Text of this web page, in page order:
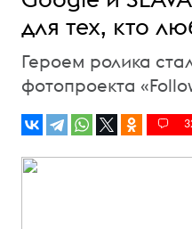
для тех, кто
Героем ролика
фотопроекта